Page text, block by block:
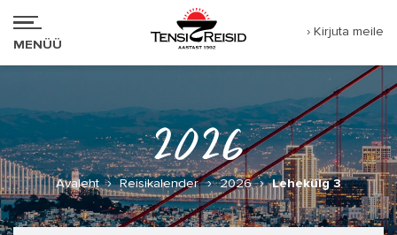
MENÜÜ
› Kirjuta meile
2026
Avaleht › Reisikalender › 2026 › Lehekülg 3